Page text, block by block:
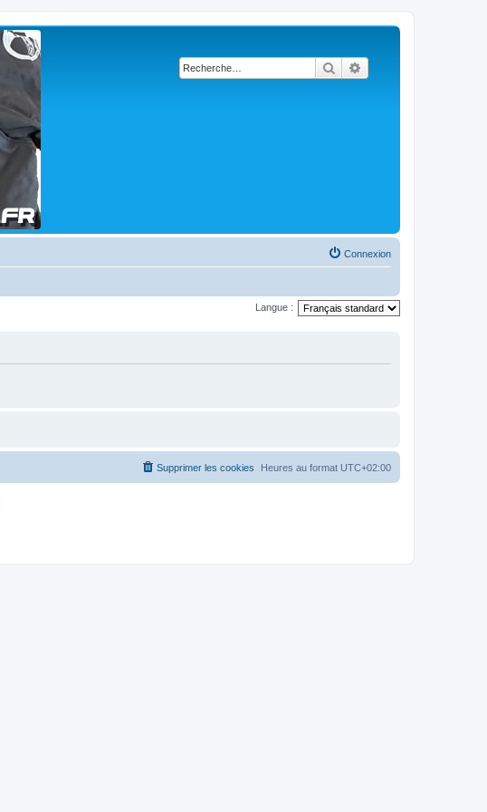
Rechercher
Connexion
Langue :
Heures au format UTC+02:00
Supprimer les cookies